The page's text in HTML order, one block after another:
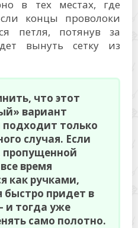
в тех местах, где
концы проволоки
петля, потянув за
вынуть сетку из
что этот
вариант
только
случая. Если
пропущенной
время
как ручками,
быстро придет в
и тогда уже
само полотно.